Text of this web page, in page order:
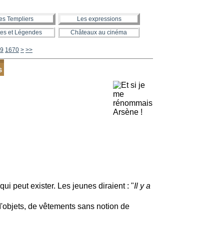
Templiers
Les expressions
et Légendes Châteaux au cinéma
1670 1680
1690
1700
1800
1900
2000
2100
2200
2300
2400
2500
2600
2700
2800
2900
3000
3100
3200
3300
3400
3500
3600
3700
3800
3900
4000
4100
4200
4300
4400
4500
4600
4700
4800
4900
5000
5100
5200
5300
5400
5500
5600
> >>
peut exister. Les jeunes diraient : "Il y a
de vêtements sans notion de